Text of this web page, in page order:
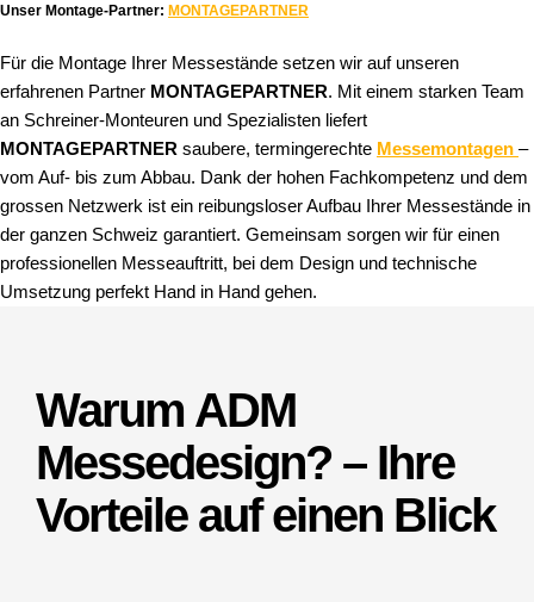
Unser Montage-Partner: MONTAGEPARTNER
Für die Montage Ihrer Messestände setzen wir auf unseren
erfahrenen Partner MONTAGEPARTNER. Mit einem starken Team
an Schreiner‑Monteuren und Spezialisten liefert
MONTAGEPARTNER saubere, termingerechte Messemontagen –
vom Auf- bis zum Abbau. Dank der hohen Fachkompetenz und dem
grossen Netzwerk ist ein reibungsloser Aufbau Ihrer Messestände in
der ganzen Schweiz garantiert. Gemeinsam sorgen wir für einen
professionellen Messeauftritt, bei dem Design und technische
Umsetzung perfekt Hand in Hand gehen.
Warum ADM
Messedesign? – Ihre
Vorteile auf einen Blick